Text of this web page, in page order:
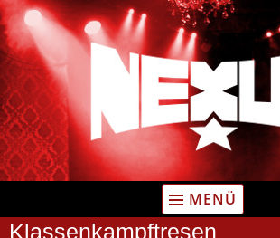
Zum
Inhalt
springen
MENÜ
Klassenkampftresen